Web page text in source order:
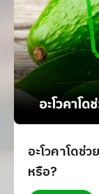
อะโวคาโดช่
หรือ?